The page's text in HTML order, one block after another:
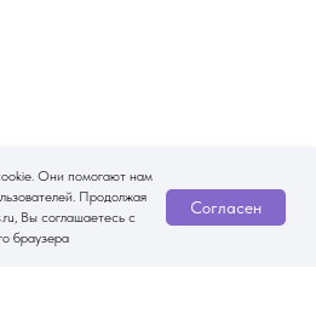
Они помогают нам
Продолжая
Вы соглашаетесь с
браузера
Согласен